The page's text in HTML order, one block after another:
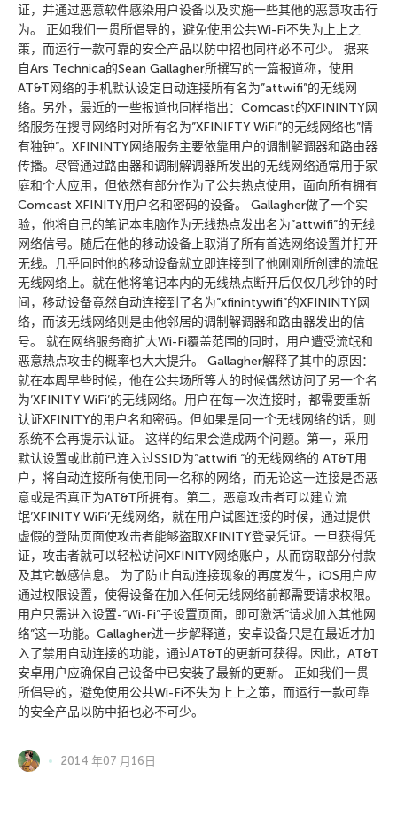
证，并通过恶意软件感染用户设备以及实施一些其他的恶意攻击行
为。 正如我们一贯所倡导的，避免使用公共Wi-Fi不失为上上之
策，而运行一款可靠的安全产品以防中招也同样必不可少。 据来
自Ars Technica的Sean Gallagher所撰写的一篇报道称，使用
AT&T网络的手机默认设定自动连接所有名为”attwifi”的无线网
络。另外，最近的一些报道也同样指出：Comcast的XFININTY网
络服务在搜寻网络时对所有名为”XFINIFTY WiFi”的无线网络也”情
有独钟”。XFININTY网络服务主要依靠用户的调制解调器和路由器
传播。尽管通过路由器和调制解调器所发出的无线网络通常用于家
庭和个人应用，但依然有部分作为了公共热点使用，面向所有拥有
Comcast XFINITY用户名和密码的设备。 Gallagher做了一个实
验，他将自己的笔记本电脑作为无线热点发出名为”attwifi”的无线
网络信号。随后在他的移动设备上取消了所有首选网络设置并打开
无线。几乎同时他的移动设备就立即连接到了他刚刚所创建的流氓
无线网络上。就在他将笔记本内的无线热点断开后仅仅几秒钟的时
间，移动设备竟然自动连接到了名为”xfinintywifi”的XFININTY网
络，而该无线网络则是由他邻居的调制解调器和路由器发出的信
号。 就在网络服务商扩大Wi-Fi覆盖范围的同时，用户遭受流氓和
恶意热点攻击的概率也大大提升。 Gallagher解释了其中的原因：
就在本周早些时候，他在公共场所等人的时候偶然访问了另一个名
为’XFINITY WiFi’的无线网络。用户在每一次连接时，都需要重新
认证XFINITY的用户名和密码。但如果是同一个无线网络的话，则
系统不会再提示认证。 这样的结果会造成两个问题。第一，采用
默认设置或此前已连入过SSID为”attwifi “的无线网络的 AT&T用
户，将自动连接所有使用同一名称的网络，而无论这一连接是否恶
意或是否真正为AT&T所拥有。第二，恶意攻击者可以建立流
氓’XFINITY WiFi’无线网络，就在用户试图连接的时候，通过提供
虚假的登陆页面使攻击者能够盗取XFINITY登录凭证。一旦获得凭
证，攻击者就可以轻松访问XFINITY网络账户，从而窃取部分付款
及其它敏感信息。 为了防止自动连接现象的再度发生，iOS用户应
通过权限设置，使得设备在加入任何无线网络前都需要请求权限。
用户只需进入设置-“Wi-Fi”子设置页面，即可激活”请求加入其他网
络”这一功能。Gallagher进一步解释道，安卓设备只是在最近才加
入了禁用自动连接的功能，通过AT&T的更新可获得。因此，AT&T
安卓用户应确保自己设备中已安装了最新的更新。 正如我们一贯
所倡导的，避免使用公共Wi-Fi不失为上上之策，而运行一款可靠
的安全产品以防中招也必不可少。
2014 年07 月16日